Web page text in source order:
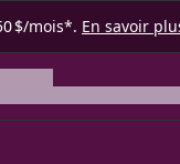
$/mois*. En savoir